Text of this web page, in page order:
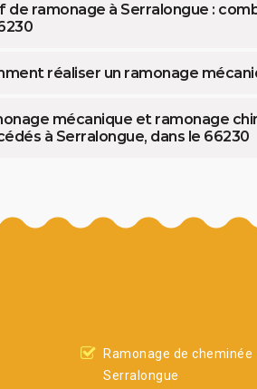
de ramonage à Serralongue :
réaliser un ramonage
mécanique et ramonage
à Serralongue, dans le 66230
Ramonage de cheminée
Serralongue